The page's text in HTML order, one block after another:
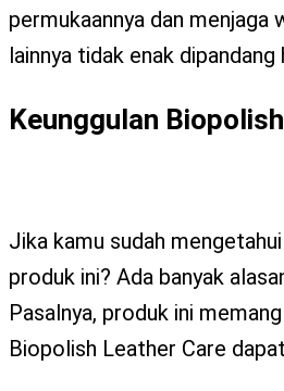
permukaannya dan
lainnya tidak enak
Keunggulan
Jika kamu sudah
produk ini? Ada banyak
Pasalnya, produk ini
Biopolish Leather Care